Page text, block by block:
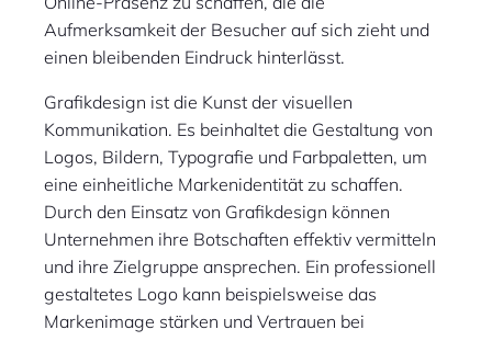
Aufmerksamkeit der Besucher auf sich zieht und
einen bleibenden Eindruck hinterlässt.
Grafikdesign ist die Kunst der visuellen
Kommunikation. Es beinhaltet die Gestaltung von
Logos, Bildern, Typografie und Farbpaletten, um
eine einheitliche Markenidentität zu schaffen.
Durch den Einsatz von Grafikdesign können
Unternehmen ihre Botschaften effektiv vermitteln
und ihre Zielgruppe ansprechen. Ein professionell
gestaltetes Logo kann beispielsweise das
Markenimage stärken und Vertrauen bei